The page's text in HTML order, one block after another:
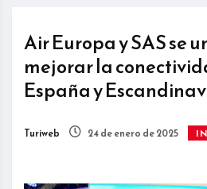
Air Europa y SAS se
mejorar la
España y
Turiweb 24 de enero de 2025